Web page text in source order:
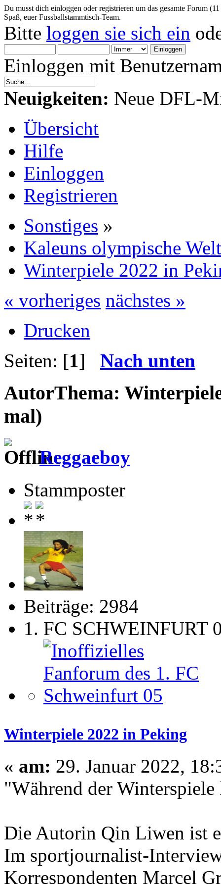
Du musst dich einloggen oder registrieren um das gesamte Forum
Spaß, euer Fussballstammtisch-Team.
Bitte loggen sie sich ein
Einloggen mit
Neuigkeiten: Neue DFL-
Übersicht
Hilfe
Einloggen
Registrieren
Sonstiges »
Kaleuns olympische
Winterpiele 2022 in
« vorheriges nächstes »
Drucken
Seiten: [1] Nach unten
AutorThema:
mal)
Reggaeboy
Stammposter
Beiträge: 2984
1. FC SCHWEINFURT
Winterpiele 2022 in Peking
« am: 29. Januar 2022,
"Während der
Die Autorin Qin Liwen ist
Im sportjournalist-
Korrespondenten Marcel